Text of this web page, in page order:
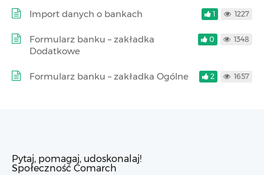
Import danych o bankach 1 1227
Formularz banku – zakładka
Dodatkowe
0 1348
Formularz banku – zakładka Ogólne 2 1657
Pytaj, pomagaj, udoskonalaj!
Społeczność Comarch